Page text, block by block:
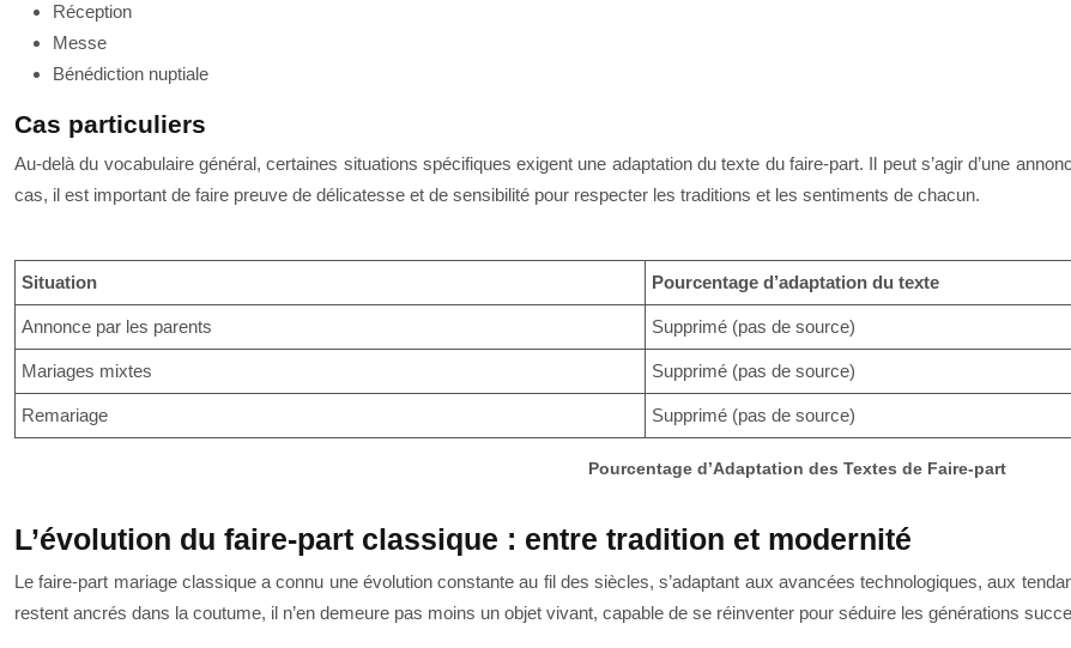
Réception
Messe
Bénédiction nuptiale
Cas particuliers
Au-delà du vocabulaire général, certaines situations spécifiques exigent une adaptation du texte du faire-part. Il peut s’agir d’une
cas, il est important de faire preuve de délicatesse et de sensibilité pour respecter les traditions et les sentiments de chacun.
Pourcentage d’Adaptation des Textes de Faire-part
Situation Pourcentage d’adaptation du texte
Annonce par les parents Supprimé (pas de source)
Mariages mixtes Supprimé (pas de source)
Remariage Supprimé (pas de source)
L’évolution du faire-part classique : entre tradition et modernité
Le faire-part mariage classique a connu une évolution constante au fil des siècles, s’adaptant aux avancées technologiques, aux
restent ancrés dans la coutume, il n’en demeure pas moins un objet vivant, capable de se réinventer pour séduire les générations